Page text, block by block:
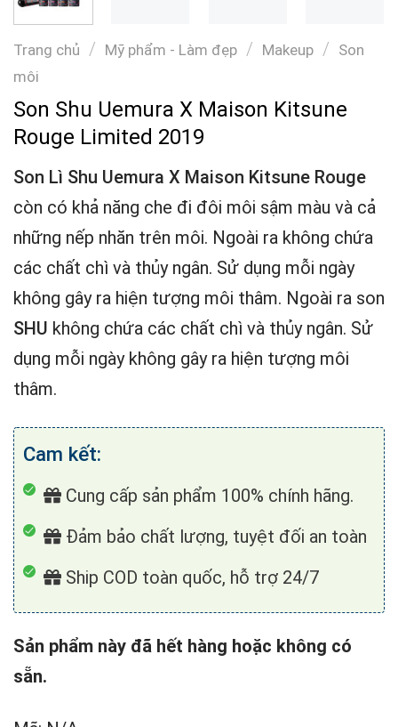
Trang chủ / Mỹ phẩm - Làm đẹp / Makeup / Son
môi
Son Shu Uemura X Maison Kitsune
Rouge Limited 2019
Son Lì Shu Uemura X Maison Kitsune Rouge
còn có khả năng che đi đôi môi sậm màu và cả
những nếp nhăn trên môi. Ngoài ra không chứa
các chất chì và thủy ngân. Sử dụng mỗi ngày
không gây ra hiện tượng môi thâm. Ngoài ra son
SHU không chứa các chất chì và thủy ngân. Sử
dụng mỗi ngày không gây ra hiện tượng môi
thâm.
Cam kết:
Cung cấp sản phẩm 100% chính hãng.
Đảm bảo chất lượng, tuyệt đối an toàn
Ship COD toàn quốc, hỗ trợ 24/7
Sản phẩm này đã hết hàng hoặc không có
sẵn.